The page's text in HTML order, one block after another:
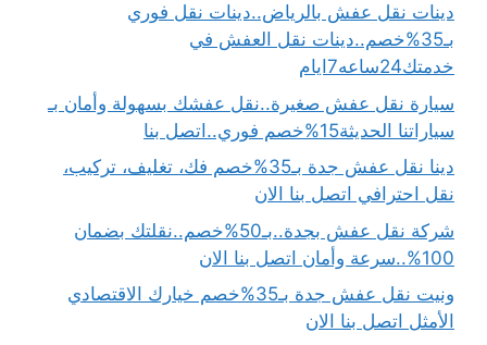
دينات نقل عفش بالرياض..دينات نقل فوري
بـ35%خصم..دينات نقل العفش في
خدمتك24ساعه7ايام
سيارة نقل عفش صغيرة..نقل عفشك بسهولة وأمان بـ
سياراتنا الحديثة15%خصم فوري..اتصل بنا
دينا نقل عفش جدة بـ35%خصم فك، تغليف، تركيب،
نقل احترافي اتصل بنا الان
شركة نقل عفش بجدة..بـ50%خصم..نقلتك بضمان
100%..سرعة وأمان اتصل بنا الان
ونيت نقل عفش جدة بـ35%خصم خيارك الاقتصادي
الأمثل اتصل بنا الان